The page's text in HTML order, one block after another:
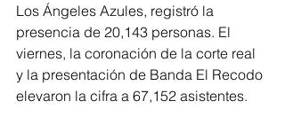
Los Ángeles Azules, registró la
presencia de 20,143 personas. El
viernes, la coronación de la corte real
y la presentación de Banda El Recodo
elevaron la cifra a 67,152 asistentes.